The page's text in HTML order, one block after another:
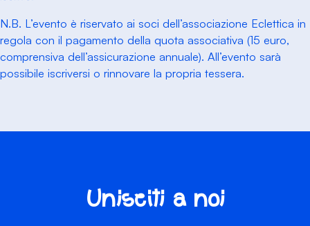
N.B. L’evento è riservato ai soci dell’associazione Eclettica in
regola con il pagamento della quota associativa (15 euro,
comprensiva dell’assicurazione annuale). All’evento sarà
possibile iscriversi o rinnovare la propria tessera.
Unisciti a noi